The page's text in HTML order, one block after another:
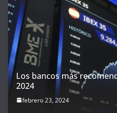
Los bancos más
2024
febrero 23, 2024